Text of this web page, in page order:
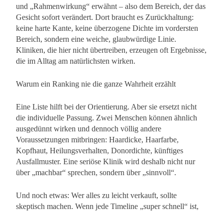
und „Rahmenwirkung“ erwähnt – also dem Bereich, der das
Gesicht sofort verändert. Dort braucht es Zurückhaltung:
keine harte Kante, keine überzogene Dichte im vordersten
Bereich, sondern eine weiche, glaubwürdige Linie.
Kliniken, die hier nicht übertreiben, erzeugen oft Ergebnisse,
die im Alltag am natürlichsten wirken.
Warum ein Ranking nie die ganze Wahrheit erzählt
Eine Liste hilft bei der Orientierung. Aber sie ersetzt nicht
die individuelle Passung. Zwei Menschen können ähnlich
ausgedünnt wirken und dennoch völlig andere
Voraussetzungen mitbringen: Haardicke, Haarfarbe,
Kopfhaut, Heilungsverhalten, Donordichte, künftiges
Ausfallmuster. Eine seriöse Klinik wird deshalb nicht nur
über „machbar“ sprechen, sondern über „sinnvoll“.
Und noch etwas: Wer alles zu leicht verkauft, sollte
skeptisch machen. Wenn jede Timeline „super schnell“ ist,